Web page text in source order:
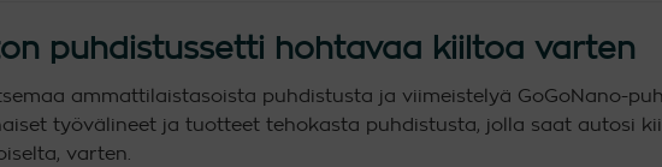
puhdistussetti hohtavaa kiiltoa varten
ammattilaistasoista puhdistusta ja viimeistelyä GoGoNano-
työvälineet ja tuotteet tehokasta puhdistusta, jolla saat autosi
varten.